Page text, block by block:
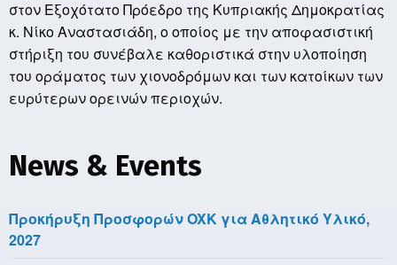
στον Εξοχότατο Πρόεδρο της Κυπριακής Δημοκρατίας
κ. Νίκο Αναστασιάδη, ο οποίος με την αποφασιστική
στήριξη του συνέβαλε καθοριστικά στην υλοποίηση
του οράματος των χιονοδρόμων και των κατοίκων των
ευρύτερων ορεινών περιοχών.
News & Events
Προκήρυξη Προσφορών OXK για Αθλητικό Υλικό,
2027